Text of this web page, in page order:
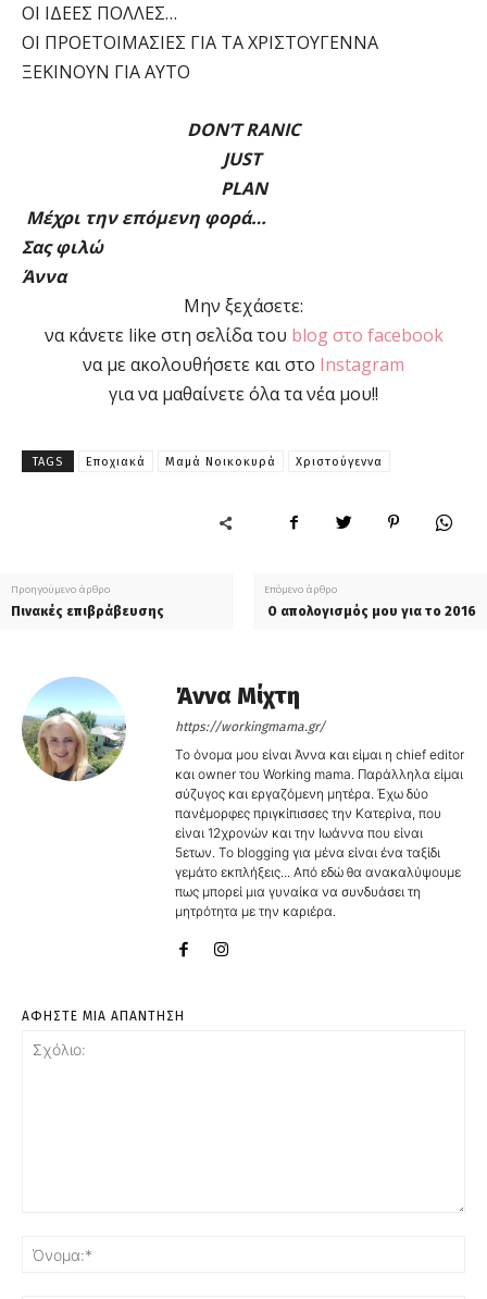
ΟΙ ΙΔΕΕΣ ΠΟΛΛΕΣ…
ΟΙ ΠΡΟΕΤΟΙΜΑΣΙΕΣ ΓΙΑ ΤΑ ΧΡΙΣΤΟΥΓΕΝΝΑ
ΞΕΚΙΝΟΥΝ ΓΙΑ ΑΥΤΟ
DON’T RANIC
JUST
PLAN
Μέχρι την επόμενη φορά…
Σας φιλώ
Άννα
Μην ξεχάσετε:
να κάνετε like στη σελίδα του blog στο facebook
να με ακολουθήσετε και στο Instagram
για να μαθαίνετε όλα τα νέα μου!!
TAGS Εποχιακά Μαμά Νοικοκυρά Χριστούγεννα
Προηγούμενο άρθρο
Πινακές επιβράβευσης
Επόμενο άρθρο
Ο απολογισμός μου για το 2016
Άννα Μίχτη
https://workingmama.gr/
Το όνομα μου είναι Άννα και είμαι η chief editor
και owner του Working mama. Παράλληλα είμαι
σύζυγος και εργαζόμενη μητέρα. Έχω δύο
πανέμορφες πριγκίπισσες την Κατερίνα, που
είναι 12χρονών και την Ιωάννα που είναι
5ετων. Το blogging για μένα είναι ένα ταξίδι
γεμάτο εκπλήξεις... Από εδώ θα ανακαλύψουμε
πως μπορεί μια γυναίκα να συνδυάσει τη
μητρότητα με την καριέρα.
ΑΦΗΣΤΕ ΜΙΑ ΑΠΑΝΤΗΣΗ